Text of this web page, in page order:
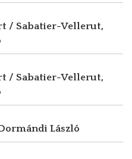
/ Sabatier-Vellerut,
/ Sabatier-Vellerut,
László